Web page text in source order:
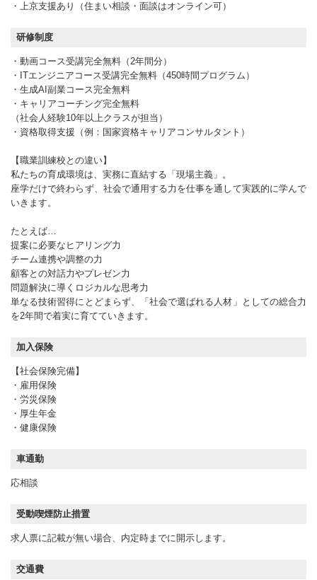
・上京支援あり（住まい相談・面談はオンライン可）
研修制度
・動画コース受講完全無料（2年間分）
・ITエンジニアコース受講完全無料（450時間プログラム）
・生成AI副業コース完全無料
・キャリアコーチング完全無料
（社会人経験10年以上クラスが担当）
・資格取得支援（例：国家資格キャリアコンサルタント）
【職業訓練校との違い】
私たちの育成環境は、実務に直結する「現場主義」。
座学だけで終わらず、社会で通用する力を仕事を通して実践的に学んで
いきます。
たとえば…
提案に必要なヒアリング力
チーム連携や調整の力
顧客との対話力やプレゼン力
問題解決に導くロジカルな思考力
単なる技術習得にとどまらず、「社会で選ばれる人材」としての総合力
を2年間で着実に育てていきます。
加入保険
【社会保険完備】
・雇用保険
・労災保険
・厚生年金
・健康保険
車通勤
応相談
受動喫煙防止措置
求人票に記載が無い場合、内定時までに開示します。
交通費